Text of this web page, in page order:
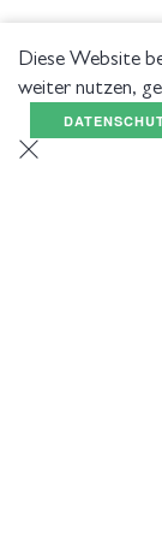
Diese Website
weiter nutzen,